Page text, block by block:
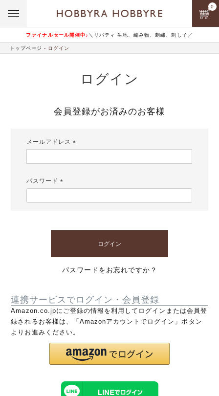
ファイナルセール開催中♪ ＼リバティ 生地、編み物、刺繍、刺し子／
0
トップページ ログイン
ログイン
会員登録がお済みのお客様
メールアドレス
パスワード
ログイン
パスワードをお忘れですか？
連携サービスでログイン・会員登録
Amazon.co.jpにご登録の情報を利用してログインまたは会員登
録されるお客様は、「Amazonアカウントでログイン」ボタン
よりお進みください。